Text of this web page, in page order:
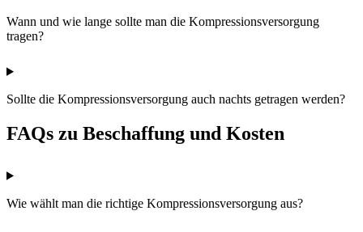
Wann und wie lange sollte man die Kompressionsversorgung
tragen?
Sollte die Kompressionsversorgung auch nachts getragen werden?
FAQs zu Beschaffung und Kosten
Wie wählt man die richtige Kompressionsversorgung aus?